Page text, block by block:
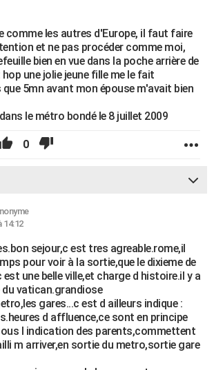
comme les autres d'Europe, il faut faire
et ne pas procéder comme moi,
bien en vue dans la poche arrière de
une jolie jeune fille me le fait
5mn avant mon épouse m'avait bien
le métro bondé le 8 juillet 2009
0
14:12
sejour,c est tres agreable.rome,il
pour voir à la sortie,que le dixieme de
une belle ville,et charge d histoire.il y a
vatican.grandiose
gares...c est d ailleurs indique :
d affluence,ce sont en principe
l indication des parents,commettent
m arriver,en sortie du metro,sortie gare